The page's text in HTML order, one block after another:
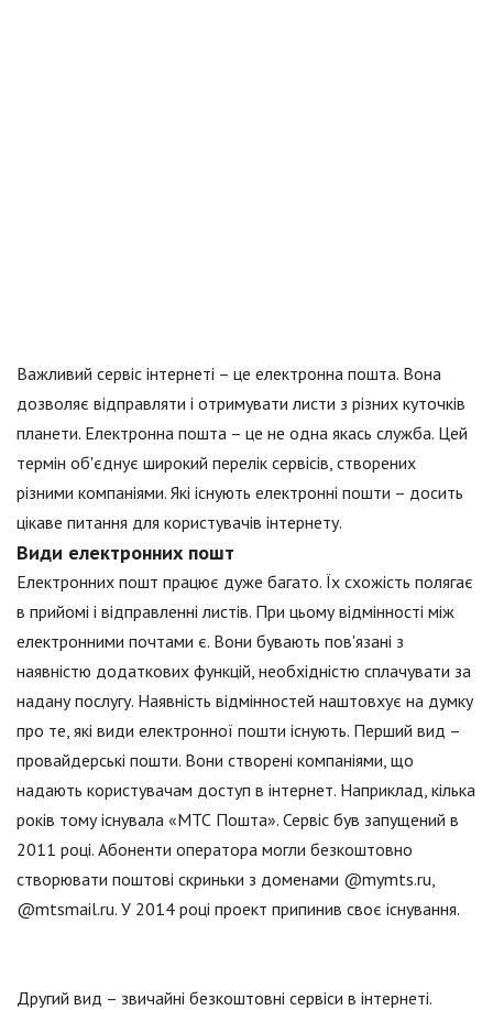
Важливий сервіс інтернеті – це електронна пошта. Вона
дозволяє відправляти і отримувати листи з різних куточків
планети. Електронна пошта – це не одна якась служба. Цей
термін об'єднує широкий перелік сервісів, створених
різними компаніями. Які існують електронні пошти – досить
цікаве питання для користувачів інтернету.
Види електронних пошт
Електронних пошт працює дуже багато. Їх схожість полягає
в прийомі і відправленні листів. При цьому відмінності між
електронними почтами є. Вони бувають пов'язані з
наявністю додаткових функцій, необхідністю сплачувати за
надану послугу. Наявність відмінностей наштовхує на думку
про те, які види електронної пошти існують. Перший вид –
провайдерські пошти. Вони створені компаніями, що
надають користувачам доступ в інтернет. Наприклад, кілька
років тому існувала «МТС Пошта». Сервіс був запущений в
2011 році. Абоненти оператора могли безкоштовно
створювати поштові скриньки з доменами @mymts.ru,
@mtsmail.ru. У 2014 році проект припинив своє існування.
Другий вид – звичайні безкоштовні сервіси в інтернеті.